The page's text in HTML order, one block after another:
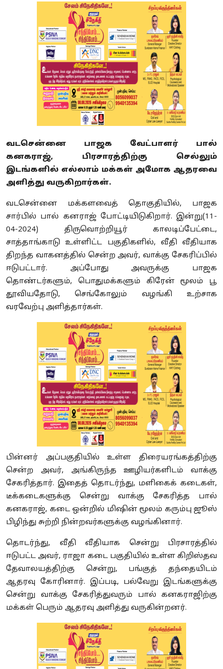
வடசென்னை பாஜக வேட்பாளர் பால்
கனகராஜ், பிரசாரத்திற்கு செல்லும்
இடங்களில் எல்லாம் மக்கள் அமோக ஆதரவை
அளித்து வருகிறார்கள்.
வடசென்னை மக்களவைத் தொகுதியில், பாஜக
சார்பில் பால் கனராஜ் போட்டியிடுகிறார். இன்று(11-
04-2024) திருவொற்றியூர் காலடிப்பேட்டை,
சாத்தாங்காடு உள்ளிட்ட பகுதிகளில், வீதி வீதியாக
திறந்த வாகனத்தில் சென்ற அவர், வாக்கு சேகரிப்பில்
ஈடுபட்டார். அப்போது அவருக்கு பாஜக
தொண்டர்களும், பொதுமக்களும் கிரேன் மூலம் பூ
தூவியதோடு, செங்கோலும் வழங்கி உற்சாக
வரவேற்பு அளித்தார்கள்.
பின்னர் அப்பகுதியில் உள்ள திரையரங்கத்திற்கு
சென்ற அவர், அங்கிருந்த ஊழியர்களிடம் வாக்கு
சேகரித்தார். இதைத் தொடர்ந்து, மளிகைக் கடைகள்,
டீக்கடைகளுக்கு சென்று வாக்கு சேகரித்த பால்
கனகராஜ், கடை ஒன்றில் மிஷின் மூலம் கரும்பு ஜூஸ்
பிழிந்து சுற்றி நின்றவர்களுக்கு வழங்கினார்.
தொடர்ந்து, வீதி வீதியாக சென்று பிரசாரத்தில்
ஈடுபட்ட அவர், ராஜா கடை பகுதியில் உள்ள கிறிஸ்தவ
தேவாலயத்திற்கு சென்று, பங்குத் தந்தையிடம்
ஆதரவு கோரினார். இப்படி, பல்வேறு இடங்களுக்கு
சென்று வாக்கு சேகரித்துவரும் பால் கனகராஜிற்கு
மக்கள் பெரும் ஆதரவு அளித்து வருகின்றனர்.